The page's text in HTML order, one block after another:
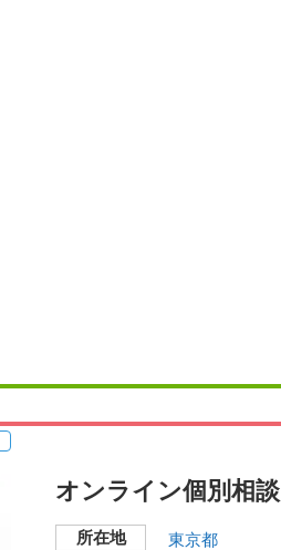
オンライン個別相談
所在地
東京都